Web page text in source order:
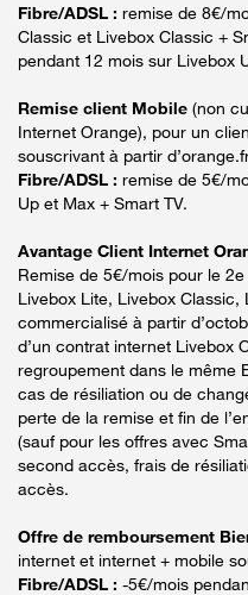
Fibre/ADSL : remise de 8€/
Classic et Livebox Classic +
pendant 12 mois sur Livebox
Remise client Mobile (non
Internet Orange), pour un
souscrivant à partir
Fibre/ADSL : remise de 5€/
Up et Max + Smart TV.
Avantage Client Internet
Remise de 5€/mois pour le
Livebox Lite, Livebox
commercialisé à partir
d’un contrat internet Livebox
regroupement dans le même
cas de résiliation ou de
perte de la remise et fin de
(sauf pour les offres avec
second accès, frais de
accès.
Offre de remboursement
internet et internet + mobile
Fibre/ADSL : -5€/mois